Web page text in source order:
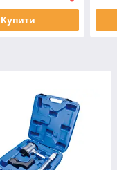
Купити